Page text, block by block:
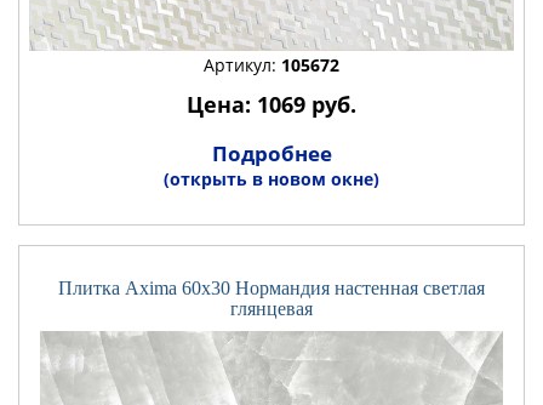
Артикул: 105672
Цена: 1069 руб.
Подробнее
(открыть в новом окне)
Плитка Axima 60x30 Нормандия настенная светлая
глянцевая